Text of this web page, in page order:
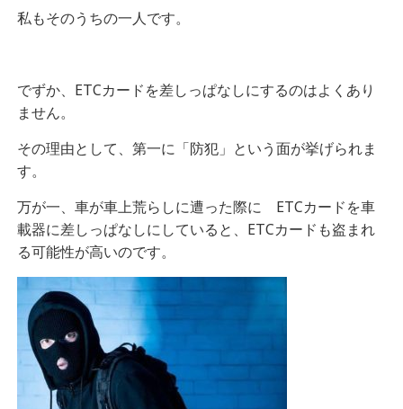
私もそのうちの一人です。
でずか、ETCカードを差しっぱなしにするのはよくあり
ません。
その理由として、第一に「防犯」という面が挙げられま
す。
万が一、車が車上荒らしに遭った際に ETCカードを車
載器に差しっぱなしにしていると、ETCカードも盗まれ
る可能性が高いのです。